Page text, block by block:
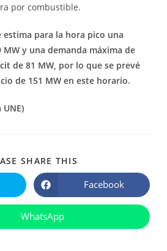
por combustible.
estima para la hora pico una
y una demanda máxima de
de 81 MW, por lo que se prevé
de 151 MW en este horario.
SHARE THIS
Se
abre
en
ventana
Facebook
Se
abre
WhatsApp